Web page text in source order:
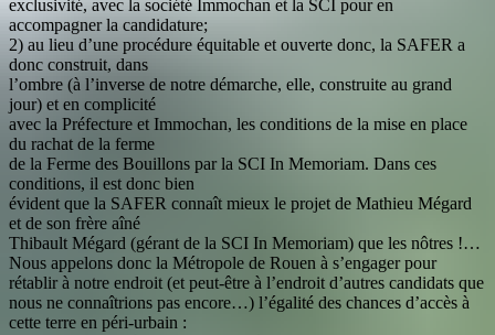
exclusivité, avec la société Immochan et la SCI pour en
accompagner la candidature;
2) au lieu d’une procédure équitable et ouverte donc, la SAFER a
donc construit, dans
l’ombre (à l’inverse de notre démarche, elle, construite au grand
jour) et en complicité
avec la Préfecture et Immochan, les conditions de la mise en place
du rachat de la ferme
de la Ferme des Bouillons par la SCI In Memoriam. Dans ces
conditions, il est donc bien
évident que la SAFER connaît mieux le projet de Mathieu Mégard
et de son frère aîné
Thibault Mégard (gérant de la SCI In Memoriam) que les nôtres !…
Nous appelons donc la Métropole de Rouen à s’engager pour
rétablir à notre endroit (et peut-être à l’endroit d’autres candidats que
nous ne connaîtrions pas encore…) l’égalité des chances d’accès à
cette terre en péri-urbain :